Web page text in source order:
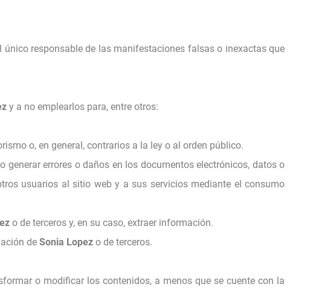
único responsable de las manifestaciones falsas o inexactas que
y a no emplearlos para, entre otros:
o, en general, contrarios a la ley o al orden público.
errores o daños en los documentos electrónicos, datos o
usuarios al sitio web y a sus servicios mediante el consumo
o de terceros y, en su caso, extraer información.
de Sonia Lopez o de terceros.
o modificar los contenidos, a menos que se cuente con la